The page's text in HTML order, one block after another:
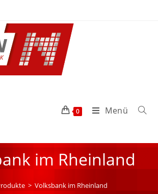
0 Menü
im Rheinland
> Volksbank im Rheinland